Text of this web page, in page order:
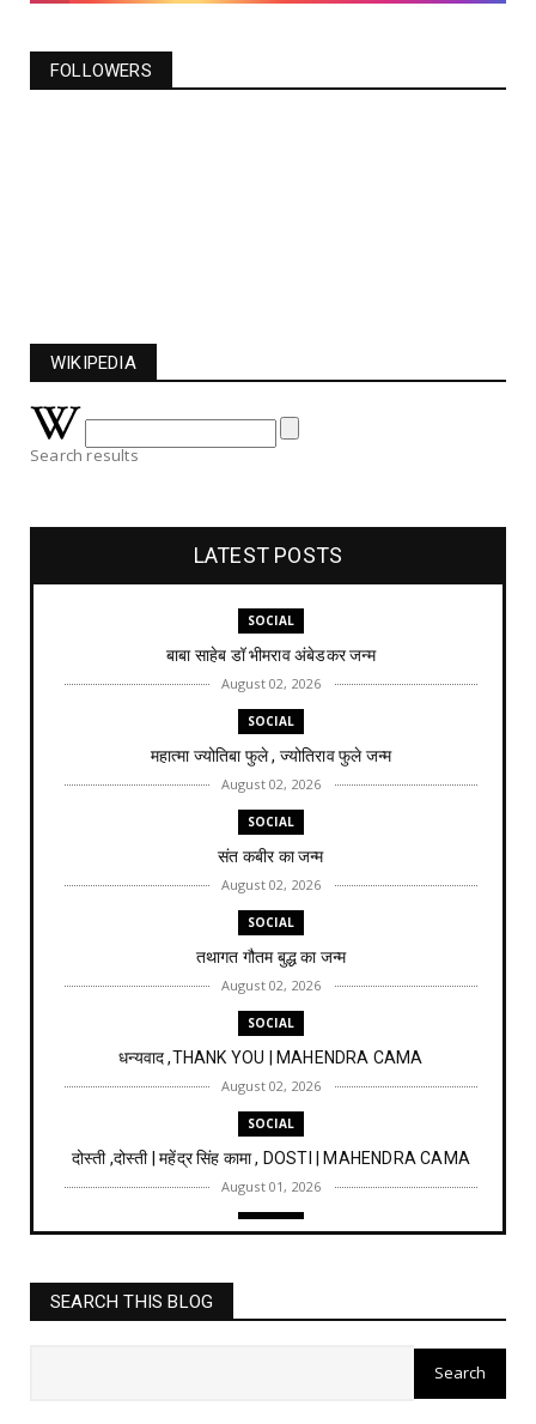
FOLLOWERS
WIKIPEDIA
Search results
LATEST POSTS
SOCIAL
बाबा साहेब डॉ भीमराव अंबेडकर जन्म
August 02, 2026
SOCIAL
महात्मा ज्योतिबा फुले , ज्योतिराव फुले जन्म
August 02, 2026
SOCIAL
संत कबीर का जन्म
August 02, 2026
SOCIAL
तथागत गौतम बुद्ध का जन्म
August 02, 2026
SOCIAL
धन्यवाद ,THANK YOU | MAHENDRA CAMA
August 02, 2026
SOCIAL
दोस्ती ,दोस्ती | महेंद्र सिंह कामा , DOSTI | MAHENDRA CAMA
August 01, 2026
SOCIAL
छत्रपति शाहू महाराज का वंचितों को योगदान | महेंद्र कामा
SEARCH THIS BLOG